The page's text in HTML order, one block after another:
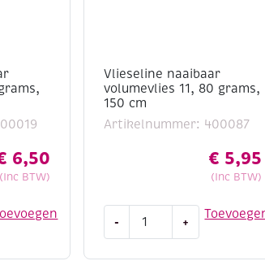
6,50
(Inc BTW)
Vlieseline naaibaar
volumevlies 11, 80 grams,
150 cm
Artikelnummer: 400087
€ 5,95
(Inc BTW)
-
naaibaar
+